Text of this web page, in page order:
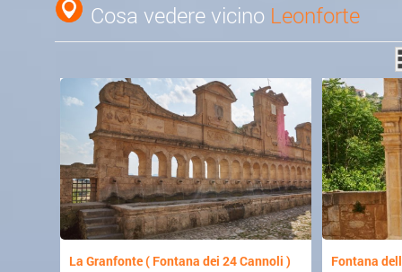
Cosa vedere vicino Leonforte
La Granfonte ( Fontana dei 24 Cannoli )
Fontana